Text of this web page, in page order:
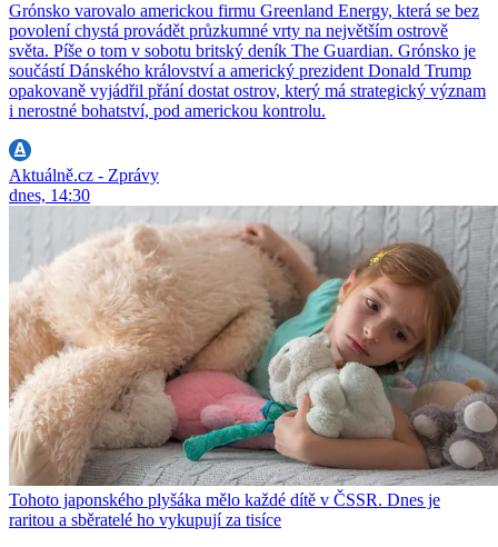
Grónsko varovalo americkou firmu Greenland Energy, která se bez
povolení chystá provádět průzkumné vrty na největším ostrově
světa. Píše o tom v sobotu britský deník The Guardian. Grónsko je
součástí Dánského království a americký prezident Donald Trump
opakovaně vyjádřil přání dostat ostrov, který má strategický význam
i nerostné bohatství, pod americkou kontrolu.
Aktuálně.cz - Zprávy
dnes, 14:30
Tohoto japonského plyšáka mělo každé dítě v ČSSR. Dnes je
raritou a sběratelé ho vykupují za tisíce